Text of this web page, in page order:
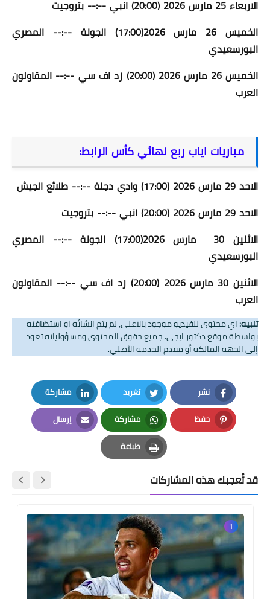
الاربعاء 25 مارس 2026 (20:00)
انبي --:-- بتروجيت
الخميس 26 مارس 2026(17:00)
الجونة --:-- المصري
البورسعيدي
الخميس 26 مارس 2026 (20:00)
زد اف سي --:-- المقاولون
العرب
مباريات اياب ربع نهائي كأس الرابط:
الاحد 29 مارس 2026 (17:00) وادي دجلة --:-- طلائع الجيش
الاحد 29 مارس 2026 (20:00)
انبي --:-- بتروجيت
الاثنين 30 مارس 2026(17:00)
الجونة --:-- المصري
البورسعيدي
الاثنين 30 مارس 2026 (20:00)
زد اف سي --:-- المقاولون
العرب
تنبيه:اي محتوى للفيديو موجود بالاعلى, لم يتم انشائه او استضافته
بواسطة موقع دكتور ايجي. جميع حقوق المحتوى ومسؤولياته تعود
إلى الجهة المالكة أو مقدم الخدمة الأصلي.
نشر
Facebook
تغريد
Twitter
مشاركة
LinkedIn
حفظ
Pinterest
مشاركة
Whatsapp
إرسال
Email
طباعة
Print
قد تُعجبك هذه المشاركات
1